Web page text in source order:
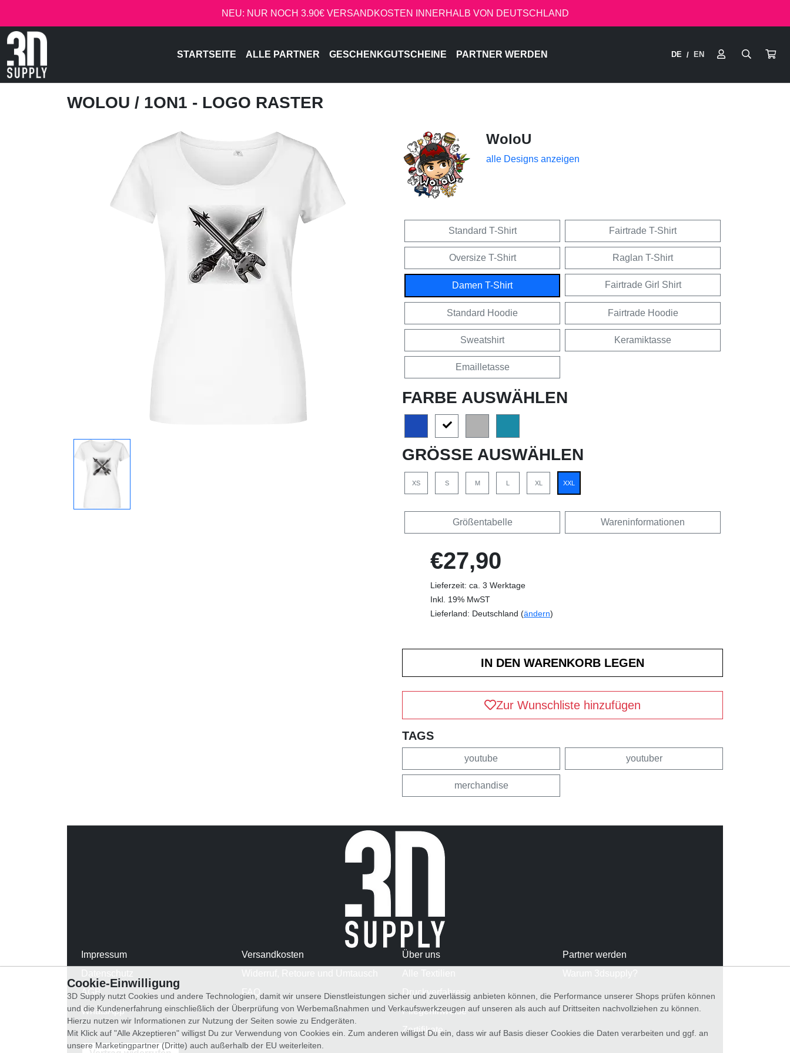
NEU: NUR NOCH 3.90€ VERSANDKOSTEN INNERHALB VON DEUTSCHLAND
STARTSEITE ALLE PARTNER GESCHENKGUTSCHEINE PARTNER WERDEN DE / EN
WOLOU / 1ON1 - LOGO RASTER
WoloU
alle Designs anzeigen
Standard T-Shirt Fairtrade T-Shirt
Oversize T-Shirt Raglan T-Shirt
Damen T-Shirt Fairtrade Girl Shirt
Standard Hoodie Fairtrade Hoodie
Sweatshirt Keramiktasse
Emailletasse
FARBE AUSWÄHLEN
GRÖSSE AUSWÄHLEN
XS S M L XL XXL
Größentabelle Wareninformationen
€27,90
Lieferzeit: ca. 3 Werktage
Inkl. 19% MwST
Lieferland: Deutschland (ändern)
Zur Wunschliste hinzufügen
TAGS
youtube youtuber
merchandise
Impressum
AGB
WhatsApp
Versandkosten
FAQ
Über uns
Druckverfahren
Pflegehinweise
Zertifikate
Partner werden
Cookie-Einwilligung
3D Supply nutzt Cookies und andere Technologien, damit wir unsere Dienstleistungen sicher und zuverlässig anbieten können, die Performance unserer Shops prüfen können
und die Kundenerfahrung einschließlich der Überprüfung von Werbemaßnahmen und Verkaufswerkzeugen auf unseren als auch auf Drittseiten nachvollziehen zu können.
Hierzu nutzen wir Informationen zur Nutzung der Seiten sowie zu Endgeräten.
Mit Klick auf "Alle Akzeptieren" willigst Du zur Verwendung von Cookies ein. Zum anderen willigst Du ein, dass wir auf Basis dieser Cookies die Daten verarbeiten und ggf. an
unsere Marketingpartner (Dritte) auch außerhalb der EU weiterleiten.